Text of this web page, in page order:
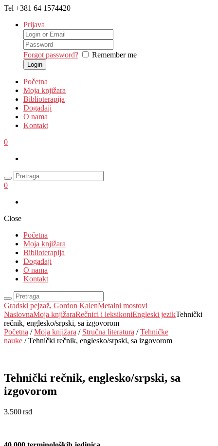
Tel +381 64 1574420
Prijava
Forgot password? Remember me
Početna
Moja knjižara
Biblioterapija
Događaji
O nama
Kontakt
0
0
Close
Početna
Moja knjižara
Biblioterapija
Događaji
O nama
Kontakt
Gradski pejzaž, Gordon KalenMetalni mostovi
NaslovnaMoja knjižaraRečnici i leksikoniEngleski jezikTehnički
rečnik, englesko/srpski, sa izgovorom
Početna /Moja knjižara / Stručna literatura /Tehničke
nauke / Tehnički rečnik, englesko/srpski, sa izgovorom
Tehnički rečnik, englesko/srpski, sa
izgovorom
3.500rsd